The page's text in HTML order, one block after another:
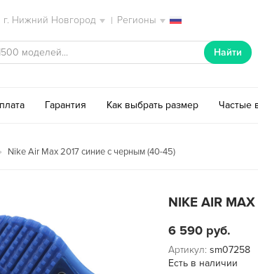
г. Нижний Новгород | Регионы
Найти
Гарантия Как выбрать размер Частые
Nike Air Max 2017 синие с черным (40-45)
NIKE AIR
6 590 руб.
Артикул: sm07258
Есть в наличии